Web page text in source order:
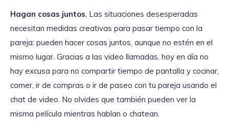
Hagan cosas juntos , Las situaciones desesperadas
necesitan medidas creativas para pasar tiempo con la
pareja: pueden hacer cosas juntos, aunque no estén en el
mismo lugar. Gracias a las video llamadas, hoy en día no
hay excusa para no compartir tiempo de pantalla y cocinar,
comer, ir de compras o ir de paseo con tu pareja usando el
chat de video. No olvides que también pueden ver la
misma película mientras hablan o chatean.